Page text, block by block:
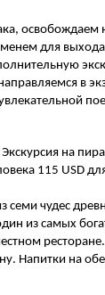
для
в
на
115 USD
семи чудес
из самых
Напитки на